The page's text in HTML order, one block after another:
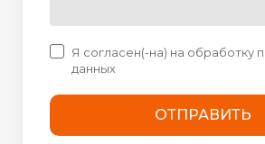
ОТПРАВИТЬ
Я согласен(-на) на обработку
данных